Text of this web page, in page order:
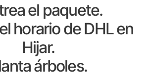
el paquete.
horario de DHL en
Hijar.
árboles.